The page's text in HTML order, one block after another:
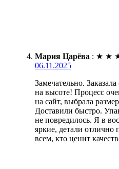
Мария Царёва : ★ ★
06.11.2025
Замечательно.
на высоте! Процесс
на сайт, выбрала
Доставили быстро.
не повредилось. Я в
яркие, детали
всем, кто ценит